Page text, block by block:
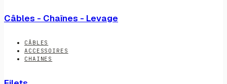
Câbles - Chaînes - Levage
CÂBLES
ACCESSOIRES
CHAINES